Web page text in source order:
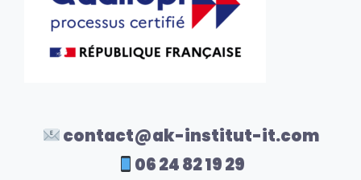
contact@ak-institut-it.com
06 24 82 19 29